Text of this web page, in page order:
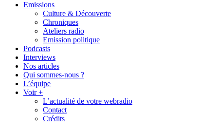
Emissions
Culture & Découverte
Chroniques
Ateliers radio
Emission politique
Podcasts
Interviews
Nos articles
Qui sommes-nous ?
L’équipe
Voir +
L’actualité de votre webradio
Contact
Crédits